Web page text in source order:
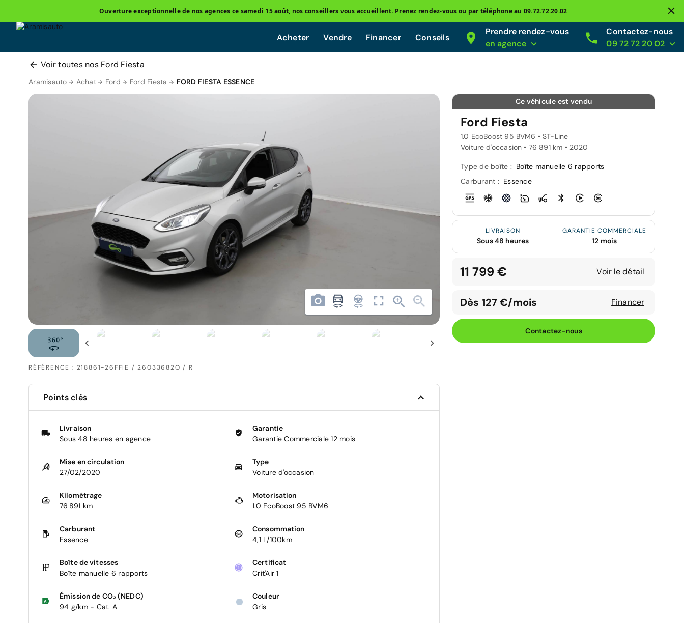
Ouverture exceptionnelle de nos agences ce samedi 15 août, nos conseillers vous accueillent. Prenez rendez-vous ou par téléphone au 09.72.72.20.02
Acheter Vendre Financer Conseils
Prendre rendez-vous
en agence
Contactez-nous
09 72 72 20 02
Voir toutes nos Ford Fiesta
Aramisauto Achat Ford Ford Fiesta FORD FIESTA ESSENCE
RÉFÉRENCE : 218861-26FFIE / 26033682O / R
Ce véhicule est vendu
Ford Fiesta
1.0 EcoBoost 95 BVM6 • ST-Line
Voiture d'occasion • 76 891 km • 2020
Type de boîte : Boîte manuelle 6 rapports
Carburant : Essence
LIVRAISON
Sous 48 heures
GARANTIE COMMERCIALE
12 mois
11 799 € Voir le détail
Dès 127 €/mois Financer
Contactez-nous
Points clés
Livraison
Sous 48 heures en agence
Garantie
Garantie Commerciale 12 mois
Mise en circulation
27/02/2020
Type
Voiture d'occasion
Kilométrage
76 891 km
Motorisation
1.0 EcoBoost 95 BVM6
Carburant
Essence
Consommation
4,1 L/100km
Boîte de vitesses
Boîte manuelle 6 rapports
Certificat
Crit'Air 1
Émission de CO₂ (NEDC)
94 g/km - Cat. A
Couleur
Gris